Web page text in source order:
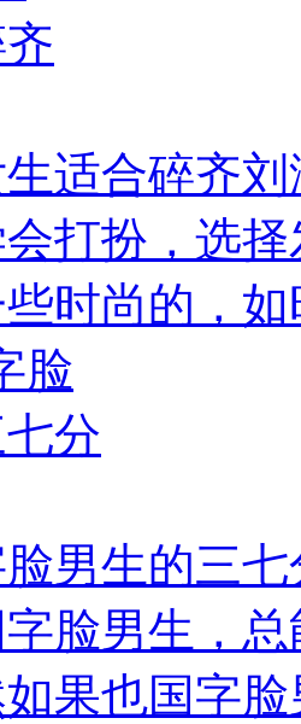
适合碎齐刘
打扮，选
时尚的，
男生的三
脸男生，
果也国字